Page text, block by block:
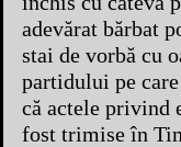
adevărat bărbat
stai de vorbă cu
partidului pe
că actele privind
fost trimise în